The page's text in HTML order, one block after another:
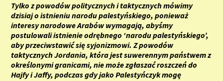
Tylko z powodów politycznych i taktycznych mówimy
dzisiaj o istnieniu narodu palestyńskiego, ponieważ
interesy narodowe Arabów wymagają, abyśmy
postulowali istnienie odrębnego ‘narodu palestyńskiego’,
aby przeciwstawić się syjonizmowi. Z powodów
taktycznych Jordania, która jest suwerennym państwem z
określonymi granicami, nie może zgłaszać roszczeń do
Hajfy i Jaffy, podczas gdy jako Palestyńczyk mogę